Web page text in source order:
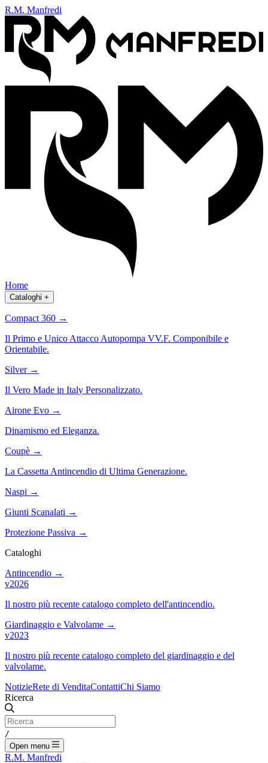
R.M. Manfredi
Home
Cataloghi +
Compact 360 →
Il Primo e Unico Attacco Autopompa VV.F. Componibile e
Orientabile.
Silver →
Il Vero Made in Italy Personalizzato.
Airone Evo →
Dinamismo ed Eleganza.
Coupè →
La Cassetta Antincendio di Ultima Generazione.
Naspi →
Giunti Scanalati →
Protezione Passiva →
Cataloghi
Antincendio →
v2026
Il nostro più recente catalogo completo dell'antincendio.
Giardinaggio e Valvolame →
v2023
Il nostro più recente catalogo completo del giardinaggio e del
valvolame.
NotizieRete di VenditaContattiChi Siamo
Ricerca
/
Open menu
R.M. Manfredi